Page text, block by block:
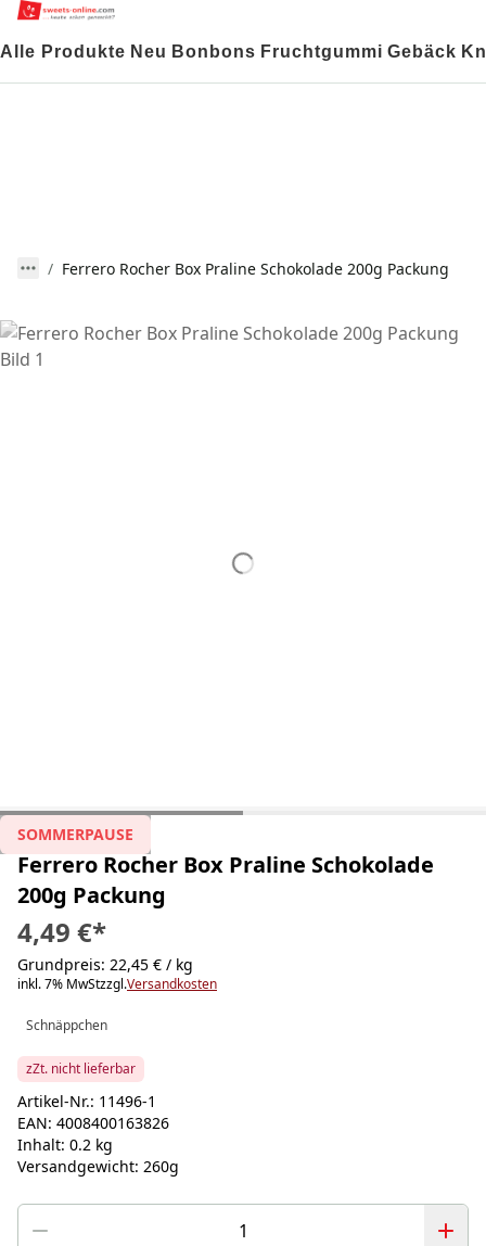
Alle Produkte Neu Bonbons Fruchtgummi Gebäck
Ferrero Rocher Box Praline Schokolade 200g Packung
SOMMERPAUSE
Ferrero Rocher Box Praline Schokolade
200g Packung
4,49 €*
Grundpreis: 22,45 € / kg
inkl. 7% MwStzzgl.Versandkosten
Schnäppchen
zZt. nicht lieferbar
Artikel-Nr.: 11496-1
EAN: 4008400163826
Inhalt: 0.2 kg
Versandgewicht: 260g